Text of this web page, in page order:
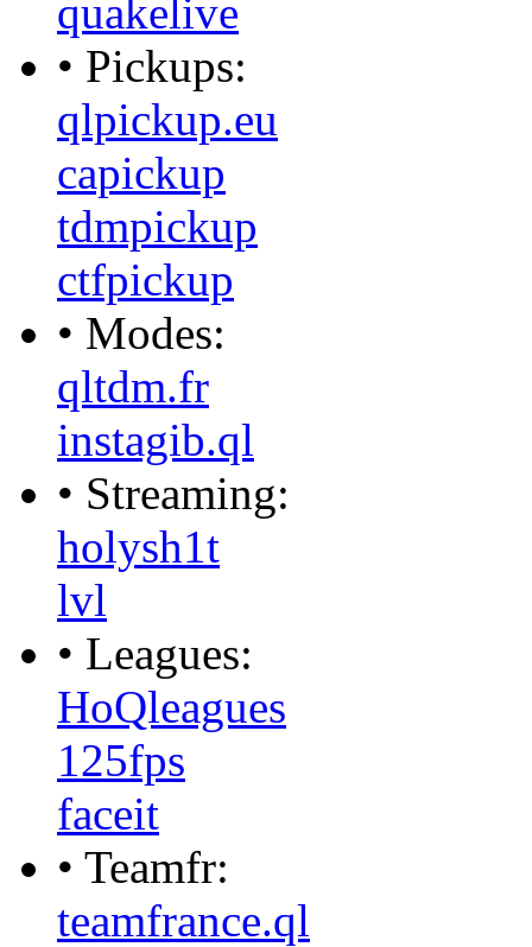
quakelive
• Pickups:
qlpickup.eu
capickup
tdmpickup
ctfpickup
• Modes:
qltdm.fr
instagib.ql
• Streaming:
holysh1t
lvl
• Leagues:
HoQleagues
125fps
faceit
• Teamfr:
teamfrance.ql